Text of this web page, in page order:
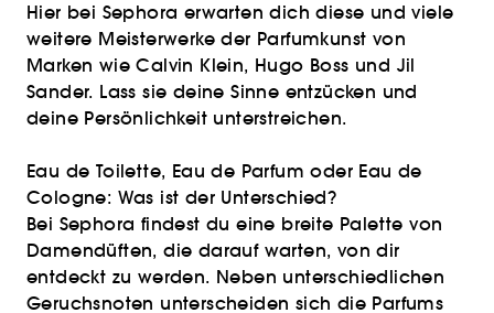
Hier bei Sephora erwarten dich diese und viele
weitere Meisterwerke der Parfumkunst von
Marken wie Calvin Klein, Hugo Boss und Jil
Sander. Lass sie deine Sinne entzücken und
deine Persönlichkeit unterstreichen.
Eau de Toilette, Eau de Parfum oder Eau de
Cologne: Was ist der Unterschied?
Bei Sephora findest du eine breite Palette von
Damendüften, die darauf warten, von dir
entdeckt zu werden. Neben unterschiedlichen
Geruchsnoten unterscheiden sich die Parfums